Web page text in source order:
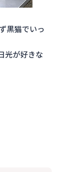
黒猫でいっ
光が好きな